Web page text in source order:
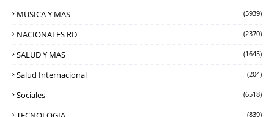
MUSICA Y MAS (5939)
NACIONALES RD (2370)
SALUD Y MAS (1645)
Salud Internacional (204)
Sociales (6518)
(839)